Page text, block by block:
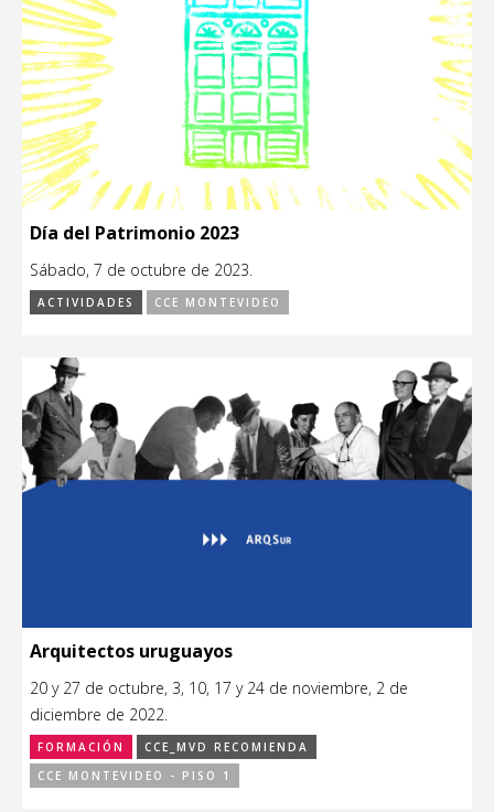
Día del Patrimonio 2023
Sábado, 7 de octubre de 2023.
ACTIVIDADES CCE MONTEVIDEO
Arquitectos uruguayos
20 y 27 de octubre, 3, 10, 17 y 24 de noviembre, 2 de
diciembre de 2022.
FORMACIÓN
CCE_MVD RECOMIENDA
CCE MONTEVIDEO - PISO 1